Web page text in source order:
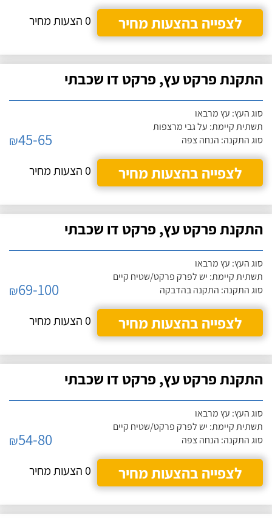
לצפייה בהצעות מחיר
0 הצעות מחיר
התקנת פרקט עץ, פרקט דו שכבתי
סוג העץ: עץ מרבאו
תשתית קיימת: על גבי מרצפות
סוג התקנה: הנחה צפה
₪45-65
לצפייה בהצעות מחיר
0 הצעות מחיר
התקנת פרקט עץ, פרקט דו שכבתי
סוג העץ: עץ מרבאו
תשתית קיימת: יש לפרק פרקט/שטיח קיים
סוג התקנה: התקנה בהדבקה
₪69-100
לצפייה בהצעות מחיר
0 הצעות מחיר
התקנת פרקט עץ, פרקט דו שכבתי
סוג העץ: עץ מרבאו
תשתית קיימת: יש לפרק פרקט/שטיח קיים
סוג התקנה: הנחה צפה
₪54-80
לצפייה בהצעות מחיר
0 הצעות מחיר